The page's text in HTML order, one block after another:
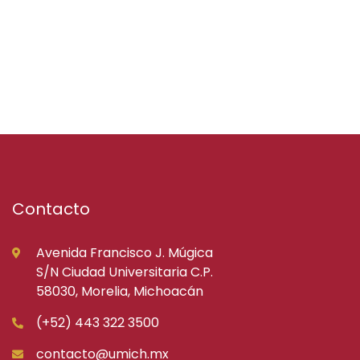
Contacto
Avenida Francisco J. Múgica
S/N Ciudad Universitaria C.P.
58030, Morelia, Michoacán
(+52) 443 322 3500
contacto@umich.mx